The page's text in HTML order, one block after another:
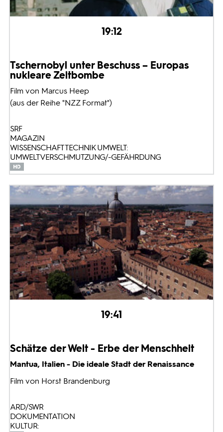
19:12
Tschernobyl unter Beschuss – Europas
nukleare Zeitbombe
Film von Marcus Heep
(aus der Reihe "NZZ Format")
SRF
MAGAZIN
WISSENSCHAFT TECHNIK UMWELT:
UMWELTVERSCHMUTZUNG/-GEFÄHRDUNG
19:41
Schätze der Welt - Erbe der Menschheit
Mantua, Italien - Die ideale Stadt der Renaissance
Film von Horst Brandenburg
ARD/SWR
DOKUMENTATION
KULTUR: